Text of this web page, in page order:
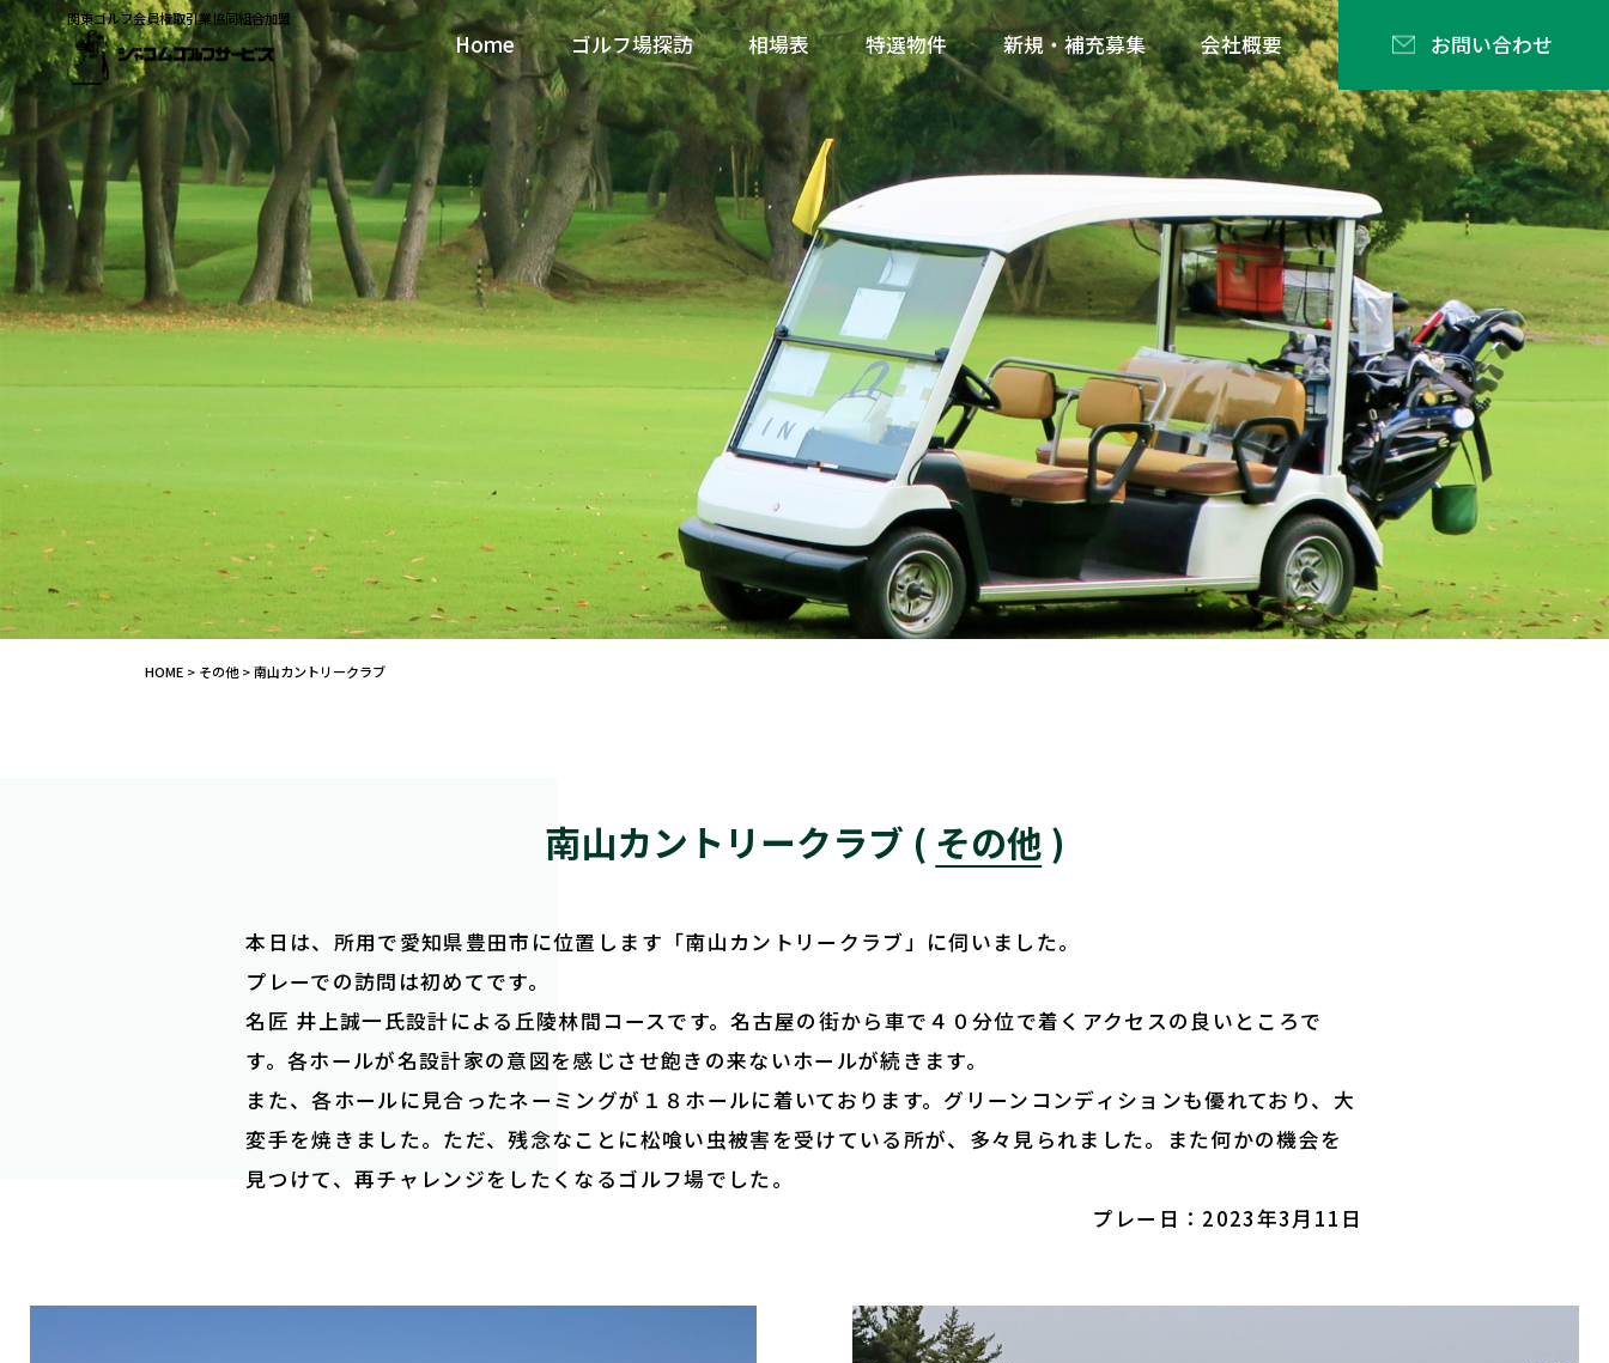
関東ゴルフ会員権取引業協同組合加盟
Home ゴルフ場探訪 相場表 特選物件 新規・補充募集 会社概要 お問い合わせ
HOME > その他 >南山カントリークラブ
南山カントリークラブ ( その他 )
本日は、所用で愛知県豊田市に位置します「南山カントリークラブ」に伺いました。
プレーでの訪問は初めてです。
名匠 井上誠一氏設計による丘陵林間コースです。名古屋の街から車で４０分位で着くアクセスの良いところで
す。各ホールが名設計家の意図を感じさせ飽きの来ないホールが続きます。
また、各ホールに見合ったネーミングが１８ホールに着いております。グリーンコンディションも優れており、大
変手を焼きました。ただ、残念なことに松喰い虫被害を受けている所が、多々見られました。また何かの機会を
見つけて、再チャレンジをしたくなるゴルフ場でした。
プレー日：2023年3月11日